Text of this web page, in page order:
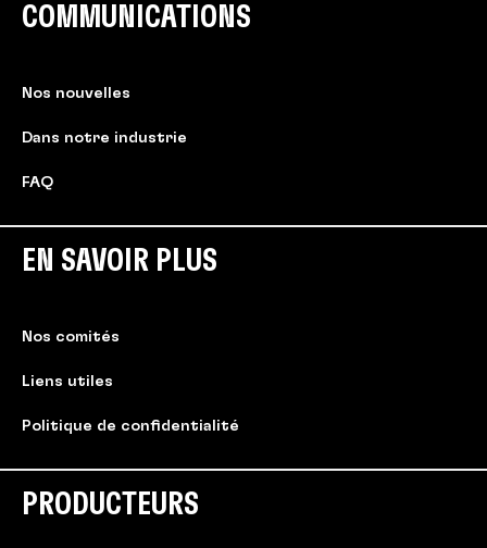
COMMUNICATIONS
Nos nouvelles
Dans notre industrie
FAQ
EN SAVOIR PLUS
Nos comités
Liens utiles
Politique de confidentialité
PRODUCTEURS